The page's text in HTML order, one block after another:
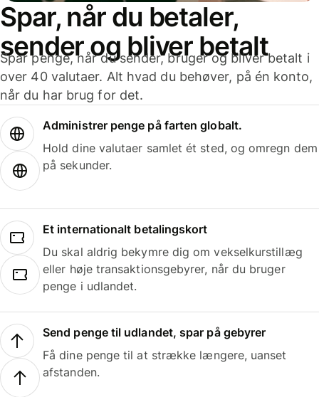
Spar, når du betaler,
sender og bliver betalt
Spar penge, når du sender, bruger og bliver betalt i
over 40 valutaer. Alt hvad du behøver, på én konto,
når du har brug for det.
Administrer penge på farten globalt.
Hold dine valutaer samlet ét sted, og omregn dem
på sekunder.
Et internationalt betalingskort
Du skal aldrig bekymre dig om vekselkurstillæg
eller høje transaktionsgebyrer, når du bruger
penge i udlandet.
Send penge til udlandet, spar på gebyrer
Få dine penge til at strække længere, uanset
afstanden.